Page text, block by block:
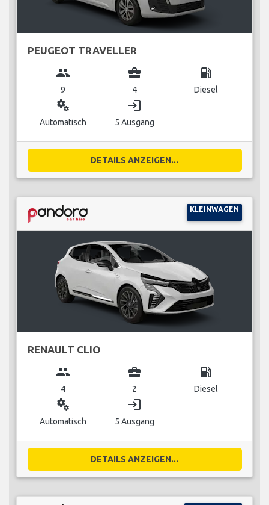
PEUGEOT TRAVELLER
group
9
business_center
4
local_gas_station
Diesel
miscellaneous_services
Automatisch
login
5 Ausgang
DETAILS ANZEIGEN...
KLEINWAGEN
RENAULT CLIO
group
4
business_center
2
local_gas_station
Diesel
miscellaneous_services
Automatisch
login
5 Ausgang
DETAILS ANZEIGEN...